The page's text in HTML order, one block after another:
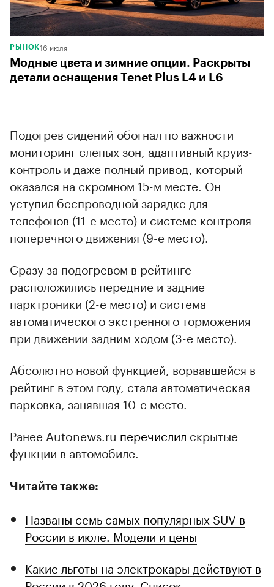
РЫНОК16 июля
Модные цвета и зимние опции. Раскрыты
детали оснащения Tenet Plus L4 и L6
Подогрев сидений обогнал по важности
мониторинг слепых зон, адаптивный круиз-
контроль и даже полный привод, который
оказался на скромном 15-м месте. Он
уступил беспроводной зарядке для
телефонов (11-е место) и системе контроля
поперечного движения (9-е место).
Сразу за подогревом в рейтинге
расположились передние и задние
парктроники (2-е место) и система
автоматического экстренного торможения
при движении задним ходом (3-е место).
Абсолютно новой функцией, ворвавшейся в
рейтинг в этом году, стала автоматическая
парковка, занявшая 10-е место.
Ранее Autonews.ru перечислил скрытые
функции в автомобиле.
Читайте также:
Названы семь самых популярных SUV в
России в июле. Модели и цены
Какие льготы на электрокары действуют в